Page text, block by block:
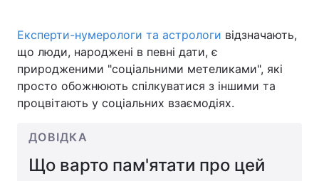
Україна Політика
Економіка
Спорт Наука
Техно і зв'язок
Зброя Інциденти
Експерти-нумерологи та астрологи відзначають,
що люди, народжені в певні дати, є
природженими "соціальними метеликами", які
просто обожнюють спілкуватися з іншими та
процвітають у соціальних взаємодіях.
ДОВІДКА
Що варто пам'ятати про цей